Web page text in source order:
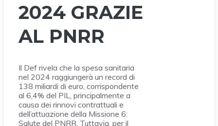
2024 GRAZIE
AL PNRR
Il Def rivela che la spesa sanitaria
nel 2024 raggiungerà un record di
138 miliardi di euro, corrispondente
al 6,4% del PIL, principalmente a
causa dei rinnovi contrattuali e
dell’attuazione della Missione 6:
Salute del PNRR. Tuttavia, per il